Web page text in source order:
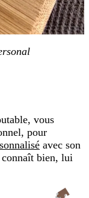
vous
pour
avec son
bien, lui